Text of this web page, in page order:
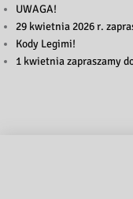
UWAGA!
29 kwietnia 2026 r.
Kody Legimi!
1 kwietnia zapraszamy